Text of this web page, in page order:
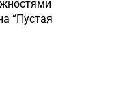
“Пустая